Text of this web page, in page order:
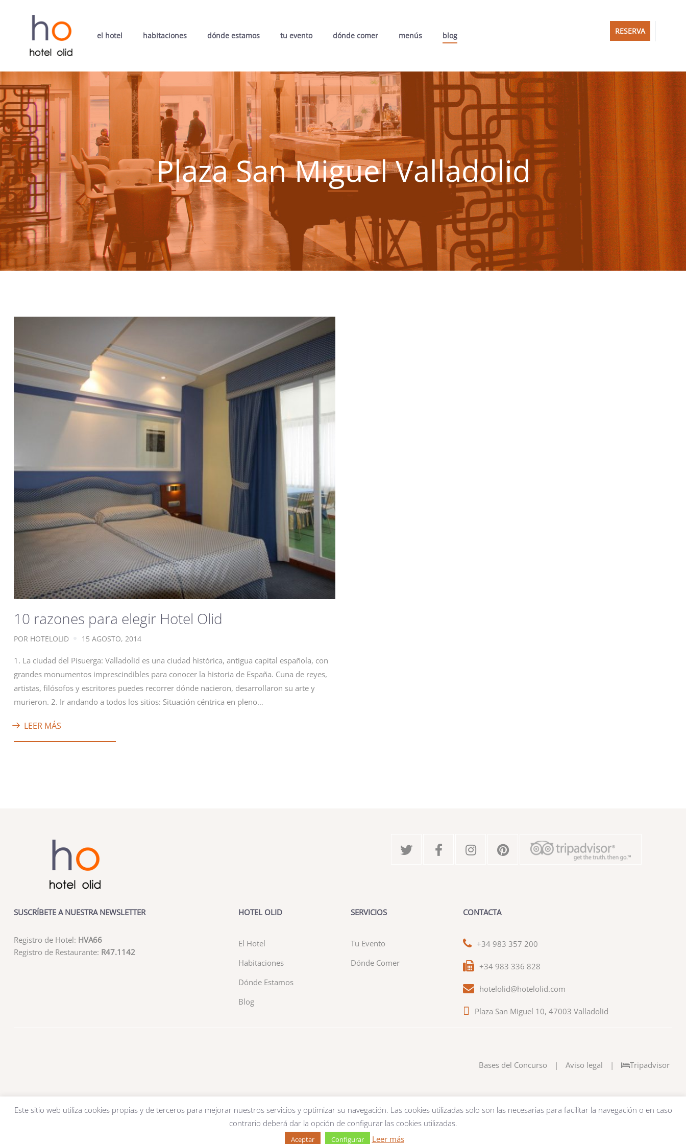
el hotel habitaciones dónde estamos tu evento dónde comer menús blog RESERVA
Plaza San Miguel Valladolid
10 razones para elegir Hotel Olid
POR HOTELOLID 15 AGOSTO, 2014
1. La ciudad del Pisuerga: Valladolid es una ciudad histórica, antigua capital española, con
grandes monumentos imprescindibles para conocer la historia de España. Cuna de reyes,
artistas, filósofos y escritores puedes recorrer dónde nacieron, desarrollaron su arte y
murieron. 2. Ir andando a todos los sitios: Situación céntrica en pleno…
LEER MÁS
SUSCRÍBETE A NUESTRA NEWSLETTER
Registro de Hotel: HVA66
Registro de Restaurante: R47.1142
HOTEL OLID
El Hotel
Habitaciones
Dónde Estamos
Blog
SERVICIOS
Tu Evento
Dónde Comer
CONTACTA
+34 983 357 200
+34 983 336 828
hotelolid@hotelolid.com
Plaza San Miguel 10, 47003 Valladolid
Bases del Concurso | Aviso legal | Tripadvisor
Este sitio web utiliza cookies propias y de terceros para mejorar nuestros servicios y optimizar su navegación. Las cookies utilizadas solo son las necesarias para facilitar la navegación o en caso
contrario deberá dar la opción de configurar las cookies utilizadas.
Aceptar Configurar Leer más